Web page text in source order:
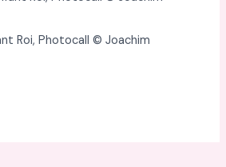
Roi, Photocall © Joachim